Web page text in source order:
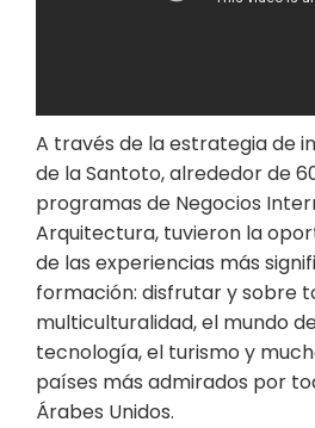
A través de la estrategia de
de la Santoto, alrededor de
programas de Negocios
Arquitectura, tuvieron la
de las experiencias más
formación: disfrutar y sobre
multiculturalidad, el mundo
tecnología, el turismo y
países más admirados por
Árabes Unidos.